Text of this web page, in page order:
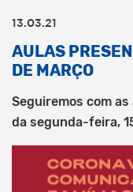
13.03.21
AULAS
DE MARÇO
Seguiremos com
da segunda-feira,